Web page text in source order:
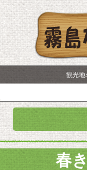
観光地
春